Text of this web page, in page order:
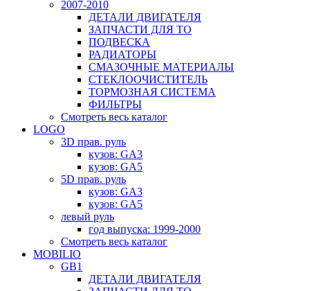
2007-2010
ДЕТАЛИ ДВИГАТЕЛЯ
ЗАПЧАСТИ ДЛЯ ТО
ПОДВЕСКА
РАДИАТОРЫ
СМАЗОЧНЫЕ МАТЕРИАЛЫ
СТЕКЛООЧИСТИТЕЛЬ
ТОРМОЗНАЯ СИСТЕМА
ФИЛЬТРЫ
Смотреть весь каталог
LOGO
3D прав. руль
кузов: GA3
кузов: GA5
5D прав. руль
кузов: GA3
кузов: GA5
левый руль
год выпуска: 1999-2000
Смотреть весь каталог
MOBILIO
GB1
ДЕТАЛИ ДВИГАТЕЛЯ